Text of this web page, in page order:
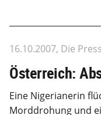
16.10.2007, Die
Österreich:
Eine Nigerianerin
Morddrohung und